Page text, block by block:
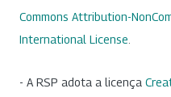
Commons Attribution-
International License
- A RSP adota a licença